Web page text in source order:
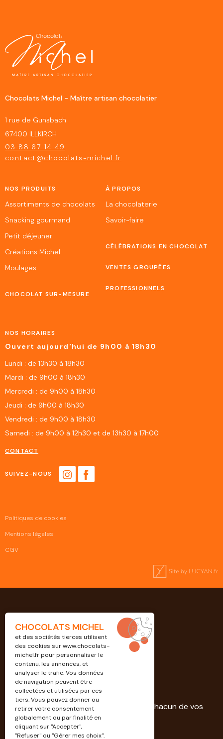
Professionnels
Découvrez nos solutions dédiées à chacun de vos
projets.
Chocolats Michel - Maître artisan chocolatier
1 rue de Gunsbach
67400 ILLKIRCH
03 88 67 14 49
contact@chocolats-michel.fr
NOS PRODUITS
Assortiments de chocolats
Snacking gourmand
Petit déjeuner
Créations Michel
Moulages
CHOCOLAT SUR-MESURE
À PROPOS
La chocolaterie
Savoir-faire
CÉLÉBRATIONS EN CHOCOLAT
VENTES GROUPÉES
PROFESSIONNELS
NOS HORAIRES
Ouvert aujourd'hui de 9h00 à 18h30
Lundi : de 13h30 à 18h30
Mardi : de 9h00 à 18h30
Mercredi : de 9h00 à 18h30
Jeudi : de 9h00 à 18h30
Vendredi : de 9h00 à 18h30
Samedi : de 9h00 à 12h30 et de 13h30 à 17h00
CONTACT
SUIVEZ-NOUS
Politiques de cookies
Mentions légales
CGV
CHOCOLATS MICHEL
et des sociétés tierces utilisent
des cookies surwww.chocolats-
michel.frpour personnaliser le
contenu, les annonces, et
analyser le trafic. Vos données
de navigation peuvent être
collectées et utilisées par ces
tiers. Vous pouvez donner ou
retirer votre consentement
globalement ou par finalité en
cliquant sur "Accepter",
"Refuser" ou "Gérer mes choix".